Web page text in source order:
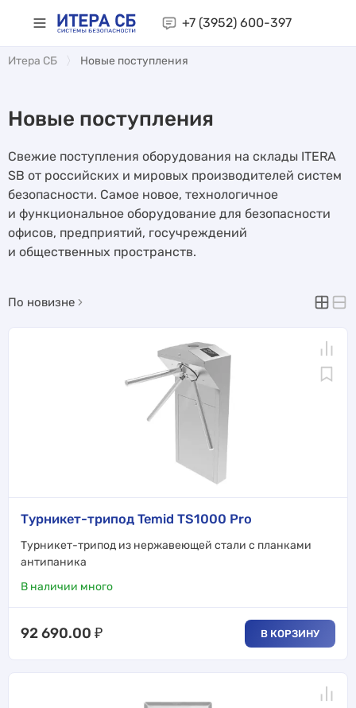
+7 (3952) 600-397
Итера СБ Новые поступления
Новые поступления
Свежие поступления оборудования на склады ITERA
SB от российских и мировых производителей систем
безопасности. Самое новое, технологичное
и функциональное оборудование для безопасности
офисов, предприятий, госучреждений
и общественных пространств.
По новизне
Турникет-трипод Temid TS1000 Pro
Турникет-трипод из нержавеющей стали с планками
антипаника
В наличии много
92 690.00 ₽ В КОРЗИНУ